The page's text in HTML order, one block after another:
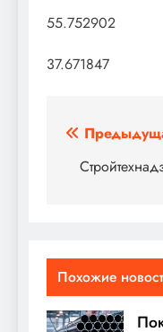
55.752902
37.671847
по
Похожие